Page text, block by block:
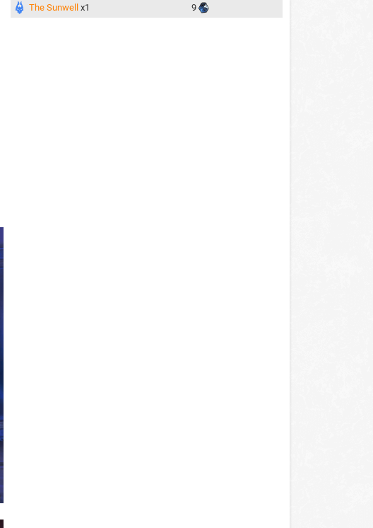
The Sunwell x1 9